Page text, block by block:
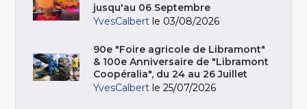
jusqu'au 06 Septembre
YvesCalbert le 03/08/2026
90e "Foire agricole de Libramont"
& 100e Anniversaire de "Libramont
Coopéralia", du 24 au 26 Juillet
YvesCalbert le 25/07/2026